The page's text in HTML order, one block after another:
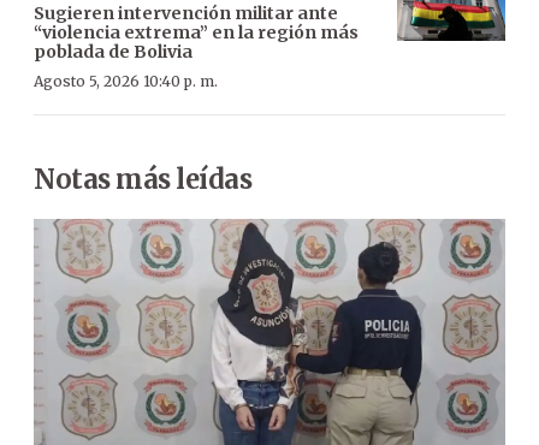
Sugieren intervención militar ante
“violencia extrema” en la región más
poblada de Bolivia
Agosto 5, 2026 10:40 p. m.
Notas más leídas